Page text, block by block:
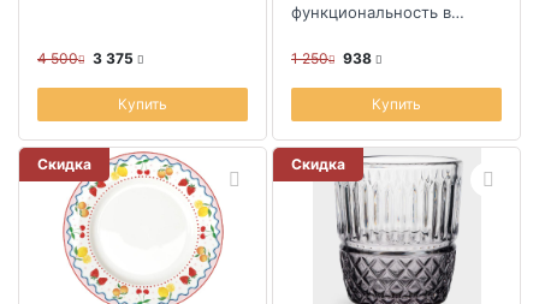
4 500 3 375
Купить
функциональность в
дизайнерском
1 250 938
Купить
Скидка Скидка